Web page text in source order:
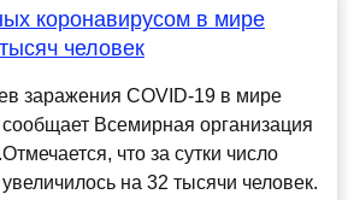
коронавирусом в мире
человек
заражения COVID-19 в мире
сообщает Всемирная организация
что за сутки число
на 32 тысячи человек.